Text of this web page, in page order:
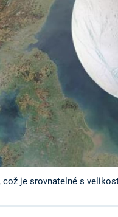
je srovnatelné s